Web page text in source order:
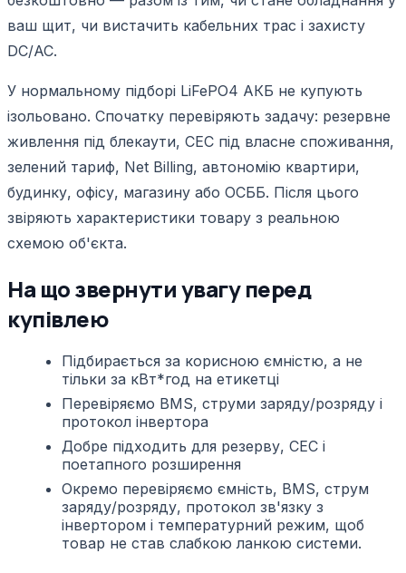
ваш щит, чи вистачить кабельних трас і захисту
DC/AC.
У нормальному підборі LiFePO4 АКБ не купують
ізольовано. Спочатку перевіряють задачу: резервне
живлення під блекаути, СЕС під власне споживання,
зелений тариф, Net Billing, автономію квартири,
будинку, офісу, магазину або ОСББ. Після цього
звіряють характеристики товару з реальною
схемою об'єкта.
На що звернути увагу перед
купівлею
Підбирається за корисною ємністю, а не
тільки за кВт*год на етикетці
Перевіряємо BMS, струми заряду/розряду і
протокол інвертора
Добре підходить для резерву, СЕС і
поетапного розширення
Окремо перевіряємо ємність, BMS, струм
заряду/розряду, протокол зв'язку з
інвертором і температурний режим, щоб
товар не став слабкою ланкою системи.